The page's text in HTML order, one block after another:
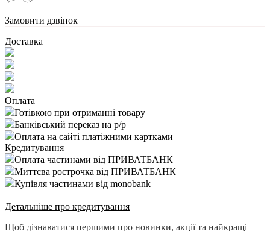
Замовити дзвінок
Доставка
Оплата
Готівкою при отриманні товару
Банківський переказ на р/р
Оплата на сайті платіжними картками
Кредитування
Оплата частинами від ПРИВАТБАНК
Миттєва рострочка від ПРИВАТБАНК
Купівля частинами від monobank
Детальніше про кредитування
Щоб дізнаватися першими про новинки, акції та найкращі